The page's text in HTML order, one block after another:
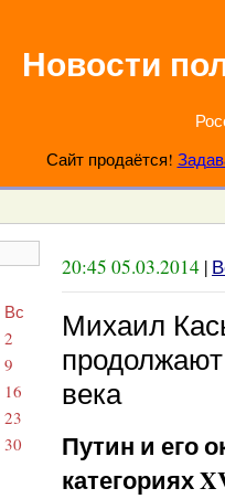
Новости
Сайт продаётся!
20:45 05.03.2014 |
Михаил
века
Путин и его
категориях
Вс
2
9
16
23
30